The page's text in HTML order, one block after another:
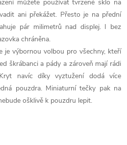
můžete používat tvrzené sklo na
ani překážet. Přesto je na přední
pár milimetrů nad displej. I bez
chráněna.
je výbornou volbou pro všechny, kteří
škrábanci a pády a zároveň mají rádi
navíc díky vyztužení dodá více
pouzdra. Miniaturní tečky pak na
ošklivě k pouzdru lepit.